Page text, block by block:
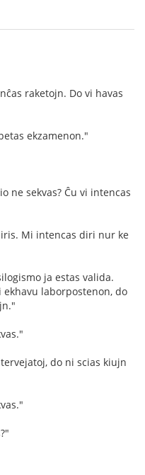
raketojn. Do vi havas
ekzamenon."
ne sekvas? Ĉu vi intencas
Mi intencas diri nur ke
ja estas valida.
laborpostenon, do
do ni scias kiujn